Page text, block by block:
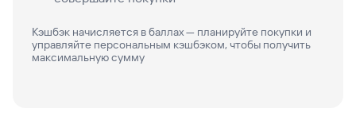
Кэшбэк начисляется в баллах — планируйте покупки и
управляйте персональным кэшбэком, чтобы получить
максимальную сумму